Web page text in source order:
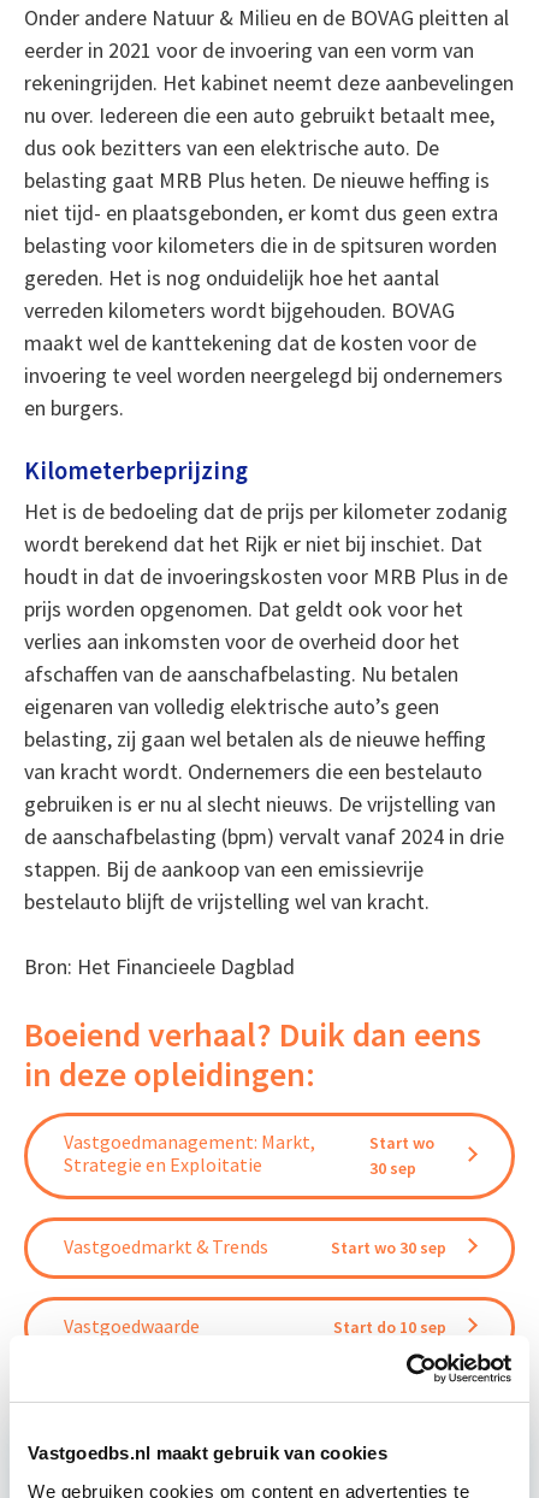
Vastgoedbs.nl maakt gebruik van cookies
We gebruiken cookies om content en advertenties te
Onder andere Natuur & Milieu en de BOVAG pleitten al
eerder in 2021 voor de invoering van een vorm van
rekeningrijden. Het kabinet neemt deze aanbevelingen
nu over. Iedereen die een auto gebruikt betaalt mee,
dus ook bezitters van een elektrische auto. De
belasting gaat MRB Plus heten. De nieuwe heffing is
niet tijd- en plaatsgebonden, er komt dus geen extra
belasting voor kilometers die in de spitsuren worden
gereden. Het is nog onduidelijk hoe het aantal
verreden kilometers wordt bijgehouden. BOVAG
maakt wel de kanttekening dat de kosten voor de
invoering te veel worden neergelegd bij ondernemers
en burgers.
Kilometerbeprijzing
Het is de bedoeling dat de prijs per kilometer zodanig
wordt berekend dat het Rijk er niet bij inschiet. Dat
houdt in dat de invoeringskosten voor MRB Plus in de
prijs worden opgenomen. Dat geldt ook voor het
verlies aan inkomsten voor de overheid door het
afschaffen van de aanschafbelasting. Nu betalen
eigenaren van volledig elektrische auto’s geen
belasting, zij gaan wel betalen als de nieuwe heffing
van kracht wordt. Ondernemers die een bestelauto
gebruiken is er nu al slecht nieuws. De vrijstelling van
de aanschafbelasting (bpm) vervalt vanaf 2024 in drie
stappen. Bij de aankoop van een emissievrije
bestelauto blijft de vrijstelling wel van kracht.
Bron: Het Financieele Dagblad
Boeiend verhaal? Duik dan eens
in deze opleidingen:
Vastgoedmanagement: Markt,
Strategie en Exploitatie
Start wo
30 sep
Vastgoedmarkt & Trends Start wo 30 sep
Vastgoedwaarde Start do 10 sep